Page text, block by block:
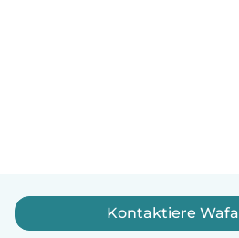
Kontaktiere Wafa